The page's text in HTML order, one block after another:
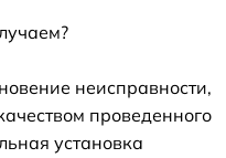
неисправности,
проведенного
установка